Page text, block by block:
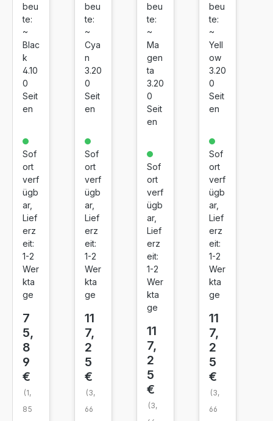
To
ner
Ky
oc
era
TK-
54
50
Bla
ck
beu
te:
~
Blac
k
4.10
0
Seit
en
Sof
ort
verf
ügb
ar,
Lief
erz
eit:
1-2
Wer
kta
ge
7
5,
8
9
€
(1,
85
To
ner
Ky
oc
era
TK-
54
50
Cy
an
beu
te:
~
Cya
n
3.20
0
Seit
en
Sof
ort
verf
ügb
ar,
Lief
erz
eit:
1-2
Wer
kta
ge
11
7,
2
5
€
(3,
66
To
ner
Ky
oc
era
TK-
54
50
M
ge
nta
beu
te:
~
Ma
gen
ta
3.20
0
Seit
en
Sof
ort
verf
ügb
ar,
Lief
erz
eit:
1-2
Wer
kta
ge
11
7,
2
5
€
(3,
To
ner
Ky
oc
era
TK-
54
50
Yell
ow
beu
te:
~
Yell
ow
3.20
0
Seit
en
Sof
ort
verf
ügb
ar,
Lief
erz
eit:
1-2
Wer
kta
ge
11
7,
2
5
€
(3,
66